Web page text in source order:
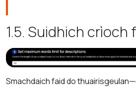
1.5. Suidhich crìoch
Smachdaich faid do